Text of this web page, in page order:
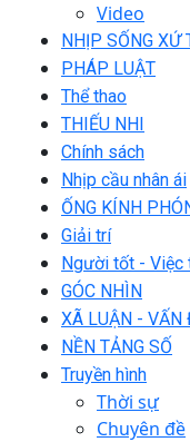
Video
NHỊP SỐNG XỨ
PHÁP LUẬT
Thể thao
THIẾU NHI
Chính sách
Nhịp cầu nhân ái
ỐNG KÍNH
Giải trí
Người tốt - Việc
GÓC NHÌN
XÃ LUẬN - VẤN
NỀN TẢNG SỐ
Truyền hình
Thời sự
Chuyên đề